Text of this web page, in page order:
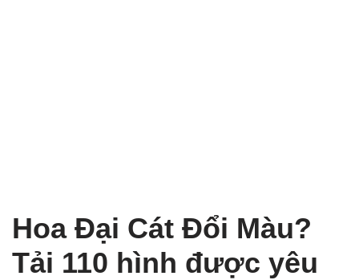
Hoa Đại Cát Đổi Màu?
Tải 110 hình được yêu